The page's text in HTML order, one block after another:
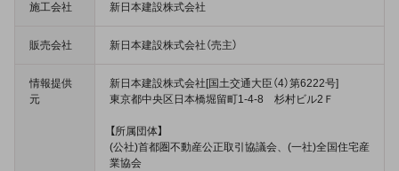
施工会社 新日本建設株式会社
販売会社 新日本建設株式会社（売主）
情報提供
元
新日本建設株式会社[国土交通大臣（4）第6222号]
東京都中央区日本橋堀留町1-4-8 杉村ビル2Ｆ
【所属団体】
(公社)首都圏不動産公正取引協議会、(一社)全国住宅産
業協会